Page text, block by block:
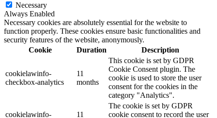
Necessary
Always Enabled
Necessary cookies are absolutely essential for the website to
function properly. These cookies ensure basic functionalities and
security features of the website, anonymously.
Cookie
Duration Description
cookielawinfo-
checkbox-analytics
11
months
This cookie is set by GDPR
Cookie Consent plugin. The
cookie is used to store the user
consent for the cookies in the
category "Analytics".
cookielawinfo-
11
The cookie is set by GDPR
cookie consent to record the user